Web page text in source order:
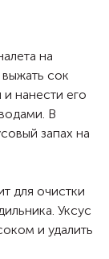
на
сок
нанести его
В
запах на
для очистки
Уксус
и удалить